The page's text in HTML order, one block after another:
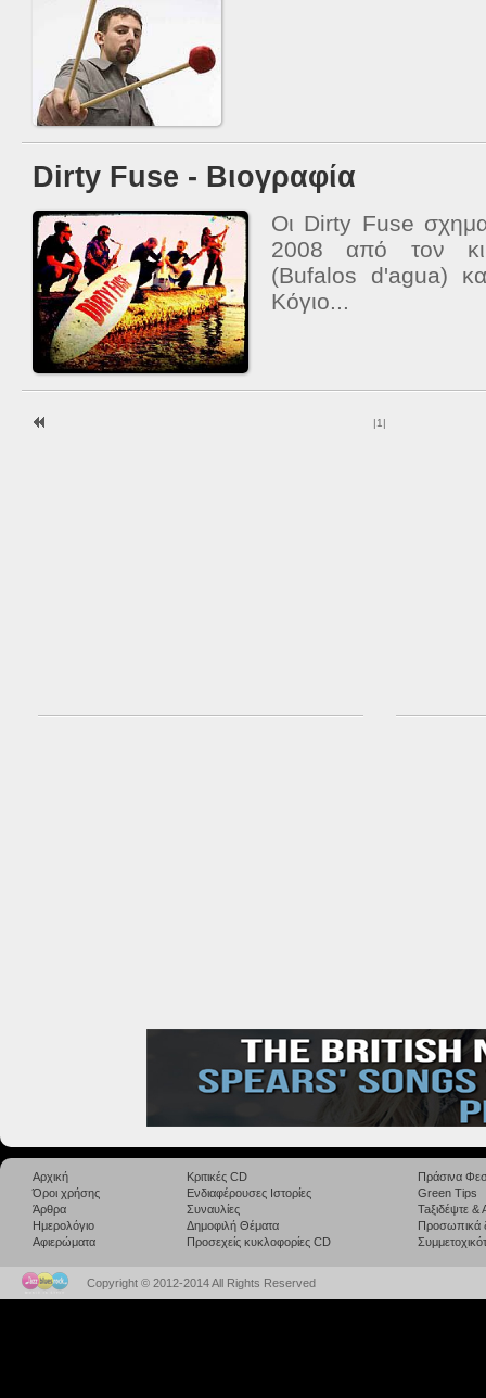
Dirty Fuse - Βιογραφία
Οι Dirty Fuse
2008 από τον
(Bufalos d'agua)
Κόγιο...
|1 |
Αρχική
Όροι χρήσης
Άρθρα
Ημερολόγιο
Αφιερώματα
Κριτικές CD
Ενδιαφέρουσες Ιστορίες
Συναυλίες
Δημοφιλή Θέματα
Προσεχείς κυκλοφορίες CD
Πράσινα
Green Tips
Taξιδέψτε
Προσωπικά
Copyright © 2012-2014 All Rights Reserved